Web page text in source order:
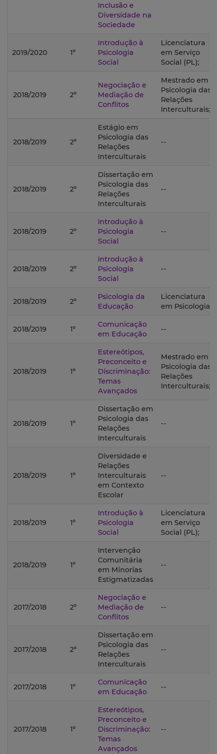
Inclusão e
Diversidade na
Sociedade
2019/2020 1º
Introdução à
Psicologia
Social
Licenciatura
em Serviço
Social (PL);
2018/2019 2º
Negociação e
Mediação de
Conflitos
Mestrado em
Psicologia das
Relações
Interculturais;
2018/2019 2º
Estágio em
Psicologia das
Relações
Interculturais
--
2018/2019 2º
Dissertação em
Psicologia das
Relações
Interculturais
--
2018/2019 2º
Introdução à
Psicologia
Social
--
2018/2019 2º
Introdução à
Psicologia
Social
--
2018/2019 2º
Psicologia da
Educação
Licenciatura
em Psicologia;
2018/2019 1º
Comunicação
em Educação
--
2018/2019 1º
Estereótipos,
Preconceito e
Discriminação:
Temas
Avançados
Mestrado em
Psicologia das
Relações
Interculturais;
2018/2019 1º
Dissertação em
Psicologia das
Relações
Interculturais
--
2018/2019 1º
Diversidade e
Relações
Interculturais
em Contexto
Escolar
--
2018/2019 1º
Introdução à
Psicologia
Social
Licenciatura
em Serviço
Social (PL);
2018/2019 1º
Intervenção
Comunitária
em Minorias
Estigmatizadas
--
2017/2018 2º
Negociação e
Mediação de
Conflitos
--
2017/2018 2º
Dissertação em
Psicologia das
Relações
Interculturais
--
2017/2018 1º
Comunicação
em Educação
--
2017/2018 1º
Estereótipos,
Preconceito e
Discriminação:
Temas
Avançados
--